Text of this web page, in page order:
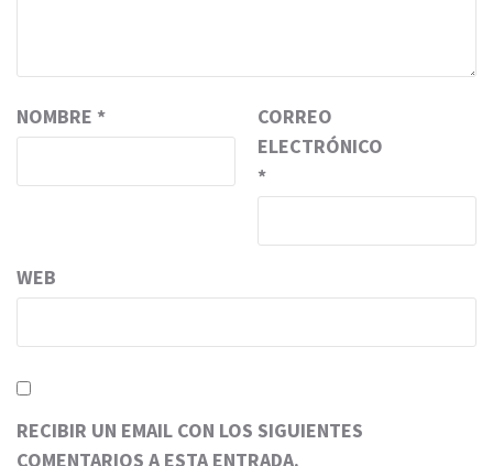
NOMBRE *
CORREO
ELECTRÓNICO
*
WEB
RECIBIR UN EMAIL CON LOS SIGUIENTES
COMENTARIOS A ESTA ENTRADA.